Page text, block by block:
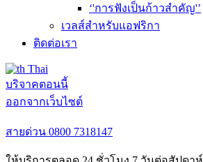
‘'การฟังเป็นก้าวสำคัญ'’
เวลส์สำหรับแอฟริกา
ติดต่อเรา
Thai
บริจาคตอนนี้
ออกจากเว็บไซต์
สายด่วน 0800 7318147